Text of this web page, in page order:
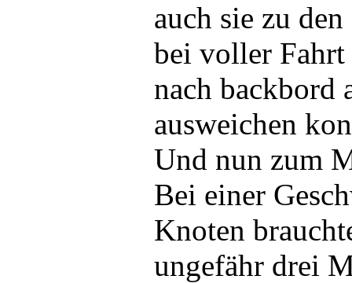
auch sie zu
bei voller Fahrt
nach backbord
ausweichen
Und nun zum
Bei einer
Knoten
ungefähr drei